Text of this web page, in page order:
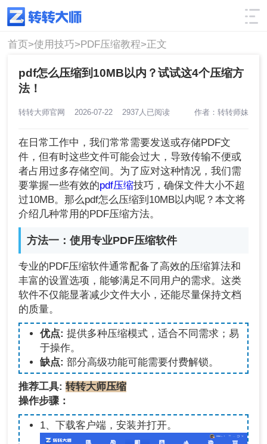
使用技巧 筛选
首页>使用技巧>PDF压缩教程>正文
pdf怎么压缩到10MB以内？试试这4个压缩方
法！
转转大师官网 2026-07-22 2937人已阅读 作者：转转师妹
在日常工作中，我们常常需要发送或存储PDF文
件，但有时这些文件可能会过大，导致传输不便或
者占用过多存储空间。为了应对这种情况，我们需
要掌握一些有效的pdf压缩技巧，确保文件大小不超
过10MB。那么pdf怎么压缩到10MB以内呢？本文将
介绍几种常用的PDF压缩方法。
方法一：使用专业PDF压缩软件
专业的PDF压缩软件通常配备了高效的压缩算法和
丰富的设置选项，能够满足不同用户的需求。这类
软件不仅能显著减少文件大小，还能尽量保持文档
的质量。
优点: 提供多种压缩模式，适合不同需求；易
于操作。
缺点: 部分高级功能可能需要付费解锁。
推荐工具:转转大师压缩
操作步骤：
1、下载客户端，安装并打开。